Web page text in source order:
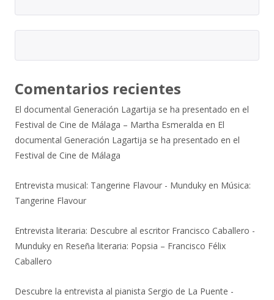
Comentarios recientes
El documental Generación Lagartija se ha presentado en el
Festival de Cine de Málaga – Martha Esmeralda en El
documental Generación Lagartija se ha presentado en el
Festival de Cine de Málaga
Entrevista musical: Tangerine Flavour - Munduky en Música:
Tangerine Flavour
Entrevista literaria: Descubre al escritor Francisco Caballero -
Munduky en Reseña literaria: Popsia – Francisco Félix
Caballero
Descubre la entrevista al pianista Sergio de La Puente -